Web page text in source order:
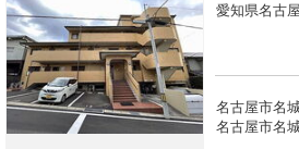
愛知県名古
名古屋市名
名古屋市名